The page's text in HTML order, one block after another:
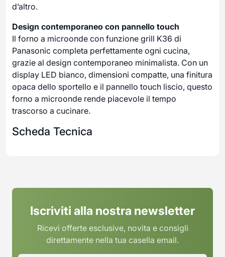
d’altro.
Design contemporaneo con pannello touch
Il forno a microonde con funzione grill K36 di
Panasonic completa perfettamente ogni cucina,
grazie al design contemporaneo minimalista. Con un
display LED bianco, dimensioni compatte, una finitura
opaca dello sportello e il pannello touch liscio, questo
forno a microonde rende piacevole il tempo
trascorso a cucinare.
Scheda Tecnica
Iscriviti alla nostra newsletter
Ricevi offerte esclusive, novita e consigli
direttamente nella tua casella email.